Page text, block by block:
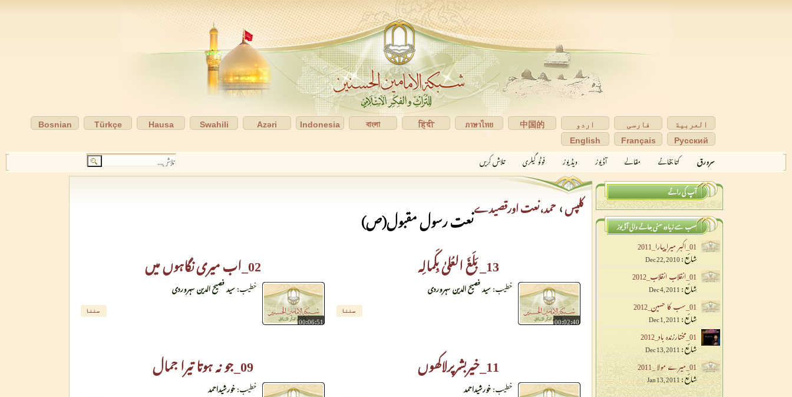
العربية فارسی اردو 中国的
ภาษาไทย
हिंदी
বাংলা
Indonesia
Azəri
Swahili
Hausa
Türkçe
Bosnian
Pусский
Français
English
سرورق کتابخانے مقالے آڈیوز ویڈیوز فوٹو گیلری تلاش کریں
کلپس›حمد،نعت اورقصیدےنعت رسول مقبول(ص)
13_ بَلَغَ العُلیٰ بِکَمالِه
00:02:40
خطیب:سید فصیح الدین سہروردی
سننا
02_اب میری نگاہوں میں
00:06:51
خطیب:سید فصیح الدین سہروردی
سننا
11_خیربشرپرلاکھوں
خطیب:خورشیداحمد
09_جو نہ ہوتا تیرا جمال
خطیب:خورشیداحمد
آپ کی رائے
سب سے زیادہ سنی جانے والی آڈیوز
01_اکبر میراپیارا_2011
شائع :Dec 22, 2010
01_انقلاب انقلاب_2012
شائع :Dec 4, 2011
01_سب کا حسین_2012
شائع :Dec 1, 2011
01_مختارزندہ باد_2012
شائع :Dec 13, 2011
01_میرے مولا _2011
شائع :Jan 13, 2011